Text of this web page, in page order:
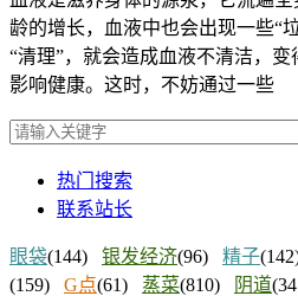
龄的增长，血液中也会出现一些“
“清理”，就会造成血液不清洁，
影响健康。这时，不妨通过一些
热门搜索
联系站长
眼袋(144) 银发经济(96) 精子
(159) G点(61) 蒸菜(810) 阴道